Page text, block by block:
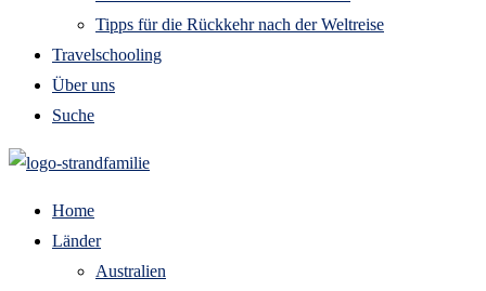
Tipps für die Rückkehr nach der Weltreise
Travelschooling
Über uns
Suche
Home
Länder
Australien